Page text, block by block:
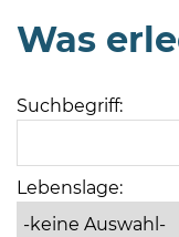
19
04192-
Was
Suchbegriff:
Lebenslage: